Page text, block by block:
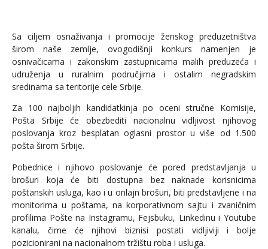
Sa ciljem osnaživanja i promocije ženskog preduzetništva
širom naše zemlje, ovogodišnji konkurs namenjen je
osnivačicama i zakonskim zastupnicama malih preduzeća i
udruženja u ruralnim područjima i ostalim negradskim
sredinama sa teritorije cele Srbije.
Za 100 najboljih kandidatkinja po oceni stručne Komisije,
Pošta Srbije će obezbediti nacionalnu vidljivost njihovog
poslovanja kroz besplatan oglasni prostor u više od 1.500
pošta širom Srbije.
Pobednice i njihovo poslovanje će pored predstavljanja u
brošuri koja će biti dostupna bez naknade korisnicima
poštanskih usluga, kao i u onlajn brošuri, biti predstavljene i na
monitorima u poštama, na korporativnom sajtu i zvaničnim
profilima Pošte na Instagramu, Fejsbuku, Linkedinu i Youtube
kanalu, čime će njihovi biznisi postati vidljiviji i bolje
pozicionirani na nacionalnom tržištu roba i usluga.